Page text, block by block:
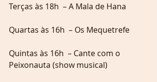
Terças às 18h  – A Mala de Hana
Quartas às 16h  – Os Mequetrefe
Quintas às 16h  – Cante com o
Peixonauta (show musical)